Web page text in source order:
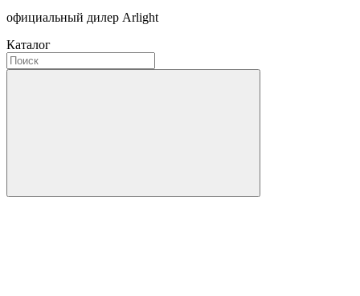
официальный дилер Arlight
Каталог